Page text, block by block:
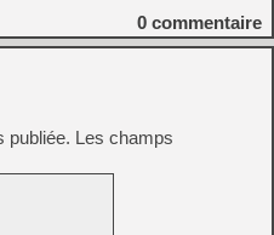
0 commentaire
publiée. Les champs